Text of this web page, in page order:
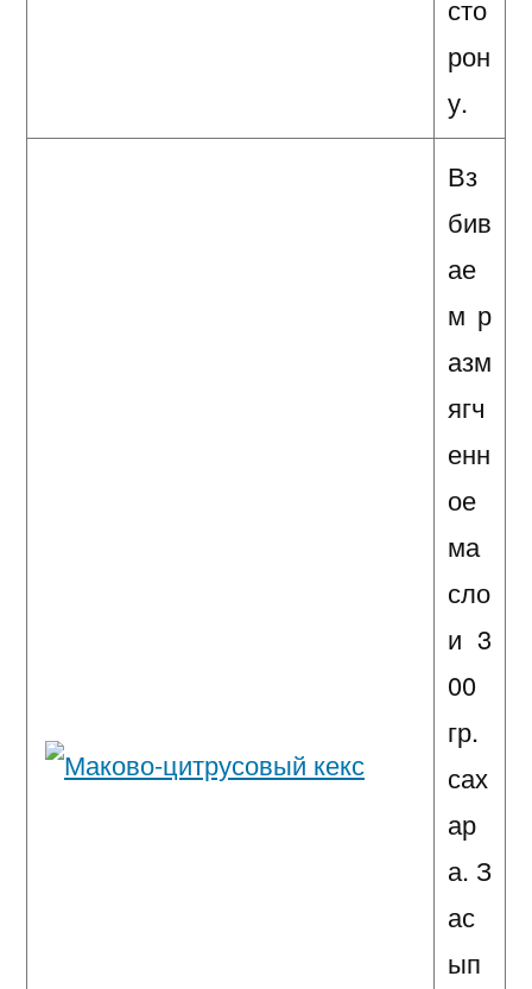
сто
рон
у.
Вз
бив
ае
м р
азм
ягч
енн
ое
ма
сло
и 3
00
гр.
сах
ар
а. З
ас
ып